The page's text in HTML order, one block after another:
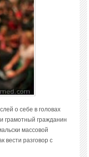
о себе в головах
грамотный гражданин
массовой
вести разговор с